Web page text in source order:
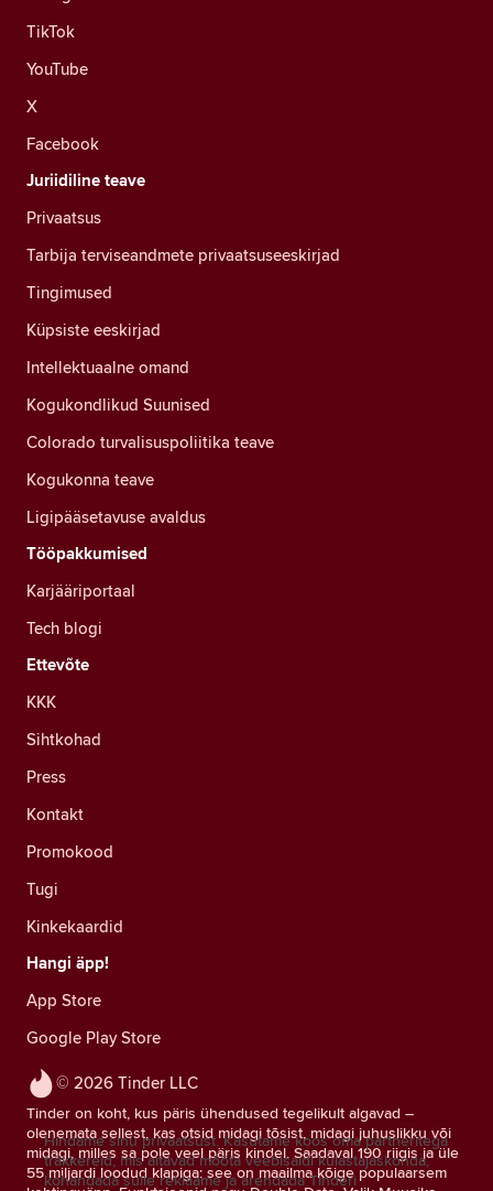
© 2026 Tinder LLC
Tinder on koht, kus päris ühendused tegelikult algavad –
olenemata sellest, kas otsid midagi tõsist, midagi juhuslikku või
midagi, milles sa pole veel päris kindel. Saadaval 190 riigis ja üle
55 miljardi loodud klapiga: see on maailma kõige populaarsem
TikTok
YouTube
X
Facebook
Juriidiline teave
Privaatsus
Tarbija terviseandmete privaatsuseeskirjad
Tingimused
Küpsiste eeskirjad
Intellektuaalne omand
Kogukondlikud Suunised
Colorado turvalisuspoliitika teave
Kogukonna teave
Ligipääsetavuse avaldus
Tööpakkumised
Karjääriportaal
Tech blogi
Ettevõte
KKK
Sihtkohad
Press
Kontakt
Promokood
Tugi
Kinkekaardid
Hangi äpp!
App Store
Google Play Store
Hindame sinu privaatsust. Kasutame koos oma partneritega
träkkereid, mis aitavad mõõta veebisaidi külastajaskonda,
kohandada sulle reklaame ja arendada Tinderi